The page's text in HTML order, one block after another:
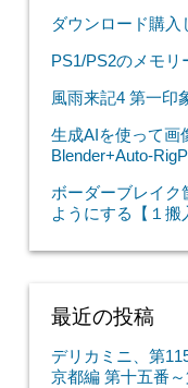
ダウンロード購入
PS1/PS2のメモリ
風雨来記4 第一印
生成AIを使って画
Blender+Auto-
ボーダーブレイク
ようにする【１搬
最近の投稿
デリカミニ、第
京都編 第十五番～